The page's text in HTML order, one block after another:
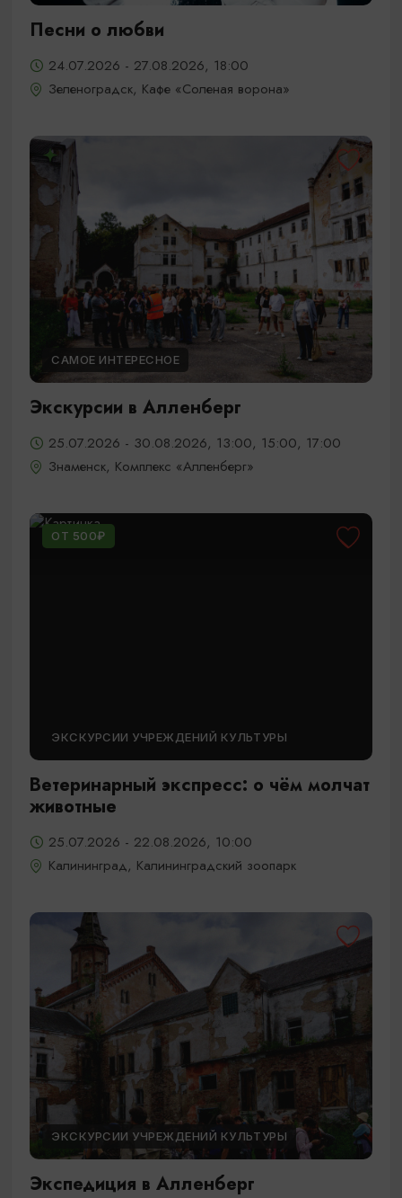
Песни о любви
24.07.2026 - 27.08.2026, 18:00
Зеленоградск, Кафе «Соленая ворона»
САМОЕ ИНТЕРЕСНОЕ
Экскурсии в Алленберг
25.07.2026 - 30.08.2026, 13:00, 15:00, 17:00
Знаменск, Комплекс «Алленберг»
ОТ 500₽
ЭКСКУРСИИ УЧРЕЖДЕНИЙ КУЛЬТУРЫ
Ветеринарный экспресс: о чём молчат
животные
25.07.2026 - 22.08.2026, 10:00
Калининград, Калининградский зоопарк
ЭКСКУРСИИ УЧРЕЖДЕНИЙ КУЛЬТУРЫ
Экспедиция в Алленберг